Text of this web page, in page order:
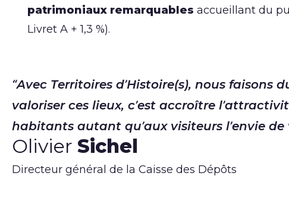
patrimoniaux remarquables accueillant du
Livret A + 1,3 %).
Avec Territoires d’Histoire(s), nous
valoriser ces lieux, c’est accroître
habitants autant qu’aux visiteurs l’envie
Olivier Sichel
Directeur général de la Caisse des Dépôts